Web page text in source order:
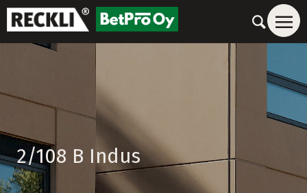
2/108 B Indus